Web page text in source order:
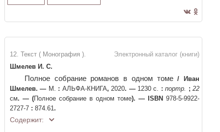
Электронный каталог (книги)
12. Текст ( Монография ).
Шмелев И. С.
Полное собрание романов в одном томе /
Иван
Шмелев. — М. : АЛЬФА-КНИГА, 2020. —1230 с. : портр. ; 22
см. — (Полное собрание в одном томе). — ISBN 978-5-9922-
2727-7 : 874.61.
Содержит: